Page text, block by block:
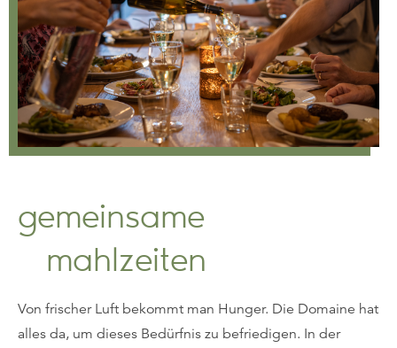
gemeinsame
mahlzeiten
Von frischer Luft bekommt man Hunger. Die Domaine hat
alles da, um dieses Bedürfnis zu befriedigen. In der